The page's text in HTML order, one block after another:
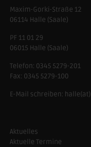
Maxim-Gorki-Straße 12
06114 Halle (Saale)
PF 11 01 29
06015 Halle (Saale)
Telefon: 0345 5279-201
Fax: 0345 5279-100
E-Mail schreiben:
Aktuelles
Aktuelle Termine